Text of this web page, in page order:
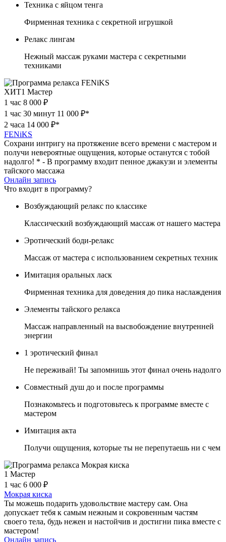
Техника с яйцом тенга
Фирменная техника с секретной игрушкой
Релакс лингам
Нежный массаж руками мастера с секретными
техниками
ХИТ1 Мастер
1 час 8 000 ₽
1 час 30 минут 11 000 ₽*
2 часа 14 000 ₽*
FENiKS
Сохрани интригу на протяжение всего времени с мастером и
получи невероятные ощущения, которые останутся с тобой
надолго! * - В программу входит пенное джакузи и элементы
тайского массажа
Онлайн запись
Что входит в программу?
Возбуждающий релакс по классике
Классический возбуждающий массаж от нашего мастера
Эротический боди-релакс
Массаж от мастера с использованием секретных техник
Имитация оральных ласк
Фирменная техника для доведения до пика наслаждения
Элементы тайского релакса
Массаж направленный на высвобождение внутренней
энергии
1 эротический финал
Не переживай! Ты запомнишь этот финал очень надолго
Совместный душ до и после программы
Познакомьтесь и подготовьтесь к программе вместе с
мастером
Имитация акта
Получи ощущения, которые ты не перепутаешь ни с чем
1 Мастер
1 час 6 000 ₽
Мокрая киска
Ты можешь подарить удовольствие мастеру сам. Она
допускает тебя к самым нежным и сокровенным частям
своего тела, будь нежен и настойчив и достигни пика вместе с
мастером!
Онлайн запись